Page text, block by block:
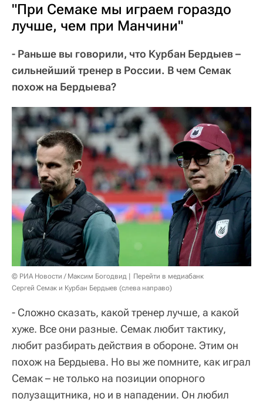
"При Семаке мы играем гораздо
лучше, чем при Манчини"
- Раньше вы говорили, что Курбан Бердыев –
сильнейший тренер в России. В чем Семак
похож на Бердыева?
© РИА Новости / Максим Богодвид
Перейти в медиабанк
Сергей Семак и Курбан Бердыев (слева направо)
- Сложно сказать, какой тренер лучше, а какой
хуже. Все они разные. Семак любит тактику,
любит разбирать действия в обороне. Этим он
похож на Бердыева. Но вы же помните, как играл
Семак – не только на позиции опорного
полузащитника, но и в нападении. Он любил